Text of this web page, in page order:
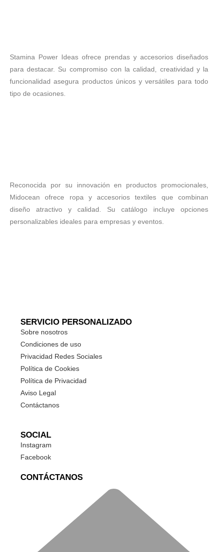
Stamina Power Ideas ofrece prendas y accesorios diseñados
para destacar. Su compromiso con la calidad, creatividad y la
funcionalidad asegura productos únicos y versátiles para todo
tipo de ocasiones.
Reconocida por su innovación en productos promocionales,
Midocean ofrece ropa y accesorios textiles que combinan
diseño atractivo y calidad. Su catálogo incluye opciones
personalizables ideales para empresas y eventos.
SERVICIO PERSONALIZADO
Sobre nosotros
Condiciones de uso
Privacidad Redes Sociales
Política de Cookies
Política de Privacidad
Aviso Legal
Contáctanos
SOCIAL
Instagram
Facebook
CONTÁCTANOS